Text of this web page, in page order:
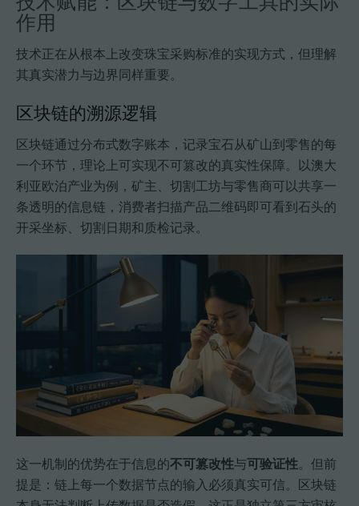
作用
技术正在从根本上改变珠宝采购标准的实现方式，但理解
其真实潜力与边界同样重要。
区块链的溯源逻辑
区块链通过分布式数字账本，记录宝石从矿山到零售的每
一个环节，理论上可实现不可篡改的真实性保障。以澳大
利亚欧泊产业为例，矿主、切割工坊与零售商可以共享一
条透明的信息链，消费者扫描产品二维码即可看到石头的
开采坐标、切割日期和质检记录。
这一机制的优势在于信息的不可篡改性与可验证性。但前
提是：链上每一个数据节点的输入必须真实可信。区块链